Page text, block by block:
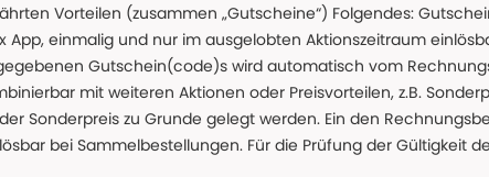
Vorteilen (zusammen „Gutscheine“) Folgendes:
einmalig und nur im ausgelobten Aktionszeitraum
Gutschein(code)s wird automatisch vom
mit weiteren Aktionen oder Preisvorteilen, z.B.
Sonderpreis zu Grunde gelegt werden. Ein den
bei Sammelbestellungen. Für die Prüfung der Gültigkeit